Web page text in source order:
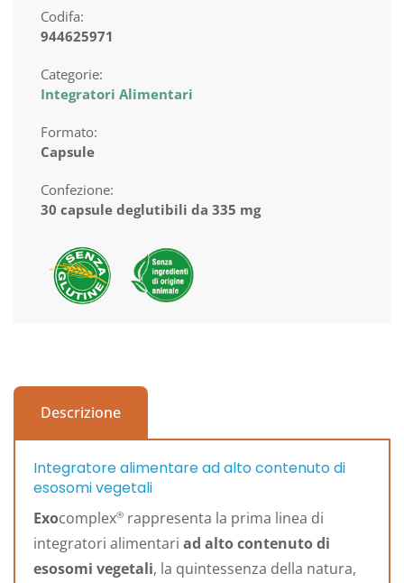
Codifa:
944625971
Categorie:
Integratori Alimentari
Formato:
Capsule
Confezione:
30 capsule deglutibili da 335 mg
Descrizione
Integratore alimentare ad alto contenuto di
esosomi vegetali
Exocomplex® rappresenta la prima linea di
integratori alimentari ad alto contenuto di
esosomi vegetali, la quintessenza della natura,